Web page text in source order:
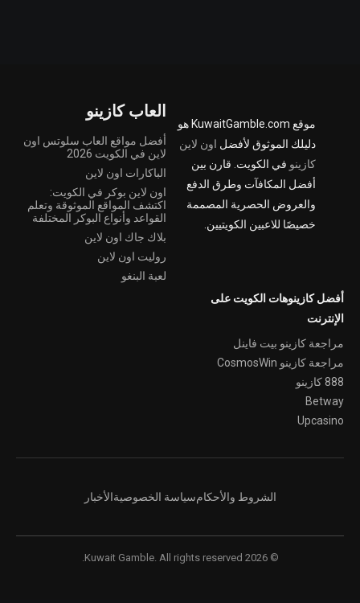
موقع KuwaitGamble.com هو
دليلك الموثوق لأفضل اون لاين
كازينو في الكويت. قارن بين
أفضل المكافآت وطرق الدفع
والعروض الحصرية المصممة
خصيصًا للاعبين الكويتيين.
العاب كازينو
أفضل مواقع العاب سلوتس اون
لاين في الكويت 2026
الباكارات اون لاين
اون لاين بوكر في الكويت:
اكتشف المواقع الموثوقة وتعلم
القواعد وأنواع البوكر المختلفة
بلاك جاك اون لاين
روليت اون لاين
لعبة البنغو
أفضل كازينوهات الكويت على
الإنترنت
مراجعة كازينو بيت فاينل
مراجعة كازينو CosmosWin
888 كازينو
Betway
Upcasino
الشروط والأحكامسياسة الخصوصيةالأخبار
© 2026 Kuwait Gamble. All rights reserved.